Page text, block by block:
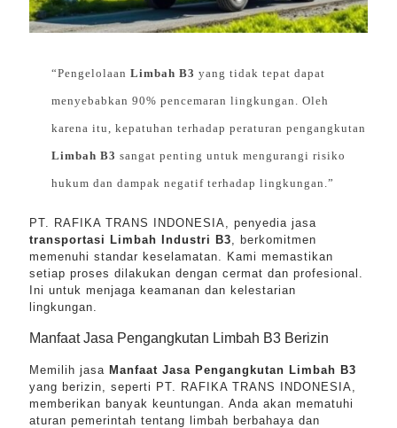
“Pengelolaan Limbah B3 yang tidak tepat dapat
menyebabkan 90% pencemaran lingkungan. Oleh
karena itu, kepatuhan terhadap peraturan pengangkutan
Limbah B3 sangat penting untuk mengurangi risiko
hukum dan dampak negatif terhadap lingkungan.”
PT. RAFIKA TRANS INDONESIA, penyedia jasa
transportasi Limbah Industri B3, berkomitmen
memenuhi standar keselamatan. Kami memastikan
setiap proses dilakukan dengan cermat dan profesional.
Ini untuk menjaga keamanan dan kelestarian
lingkungan.
Manfaat Jasa Pengangkutan Limbah B3 Berizin
Memilih jasa Manfaat Jasa Pengangkutan Limbah B3
yang berizin, seperti PT. RAFIKA TRANS INDONESIA,
memberikan banyak keuntungan. Anda akan mematuhi
aturan pemerintah tentang limbah berbahaya dan